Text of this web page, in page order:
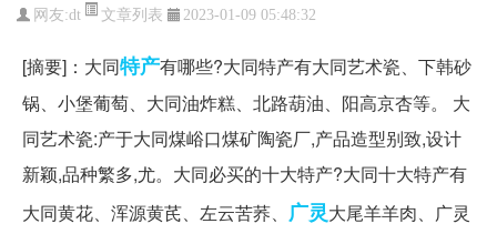
网友:dt 文章列表 2023-01-09 05:48:32
[摘要]：大同特产有哪些?大同特产有大同艺术瓷、下韩砂
锅、小堡葡萄、大同油炸糕、北路葫油、阳高京杏等。 大
同艺术瓷:产于大同煤峪口煤矿陶瓷厂,产品造型别致,设计
新颖,品种繁多,尤。大同必买的十大特产?大同十大特产有
大同黄花、浑源黄芪、左云苦荞、 广灵大尾羊羊肉、广灵